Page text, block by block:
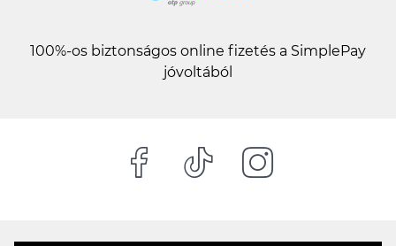
100%-os biztonságos online fizetés a SimplePay
jóvoltából